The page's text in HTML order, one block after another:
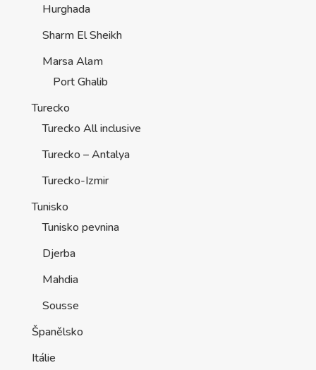
Hurghada
Sharm El Sheikh
Marsa Alam
Port Ghalib
Turecko
Turecko All inclusive
Turecko – Antalya
Turecko-Izmir
Tunisko
Tunisko pevnina
Djerba
Mahdia
Sousse
Španělsko
Itálie